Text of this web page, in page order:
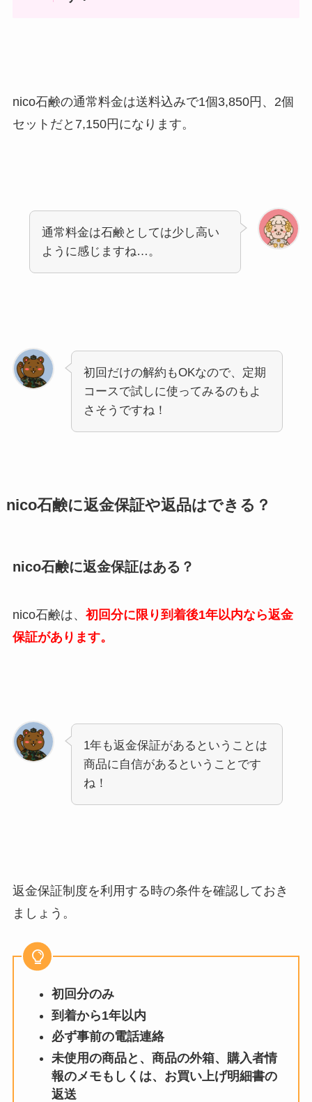
nico石鹸の通常料金は送料込みで1個3,850円、2個
セットだと7,150円になります。
通常料金は石鹸としては少し高い
ように感じますね…。
初回だけの解約もOKなので、定期
コースで試しに使ってみるのもよ
さそうですね！
nico石鹸に返金保証や返品はできる？
nico石鹸に返金保証はある？
nico石鹸は、 初回分に限り到着後1年以内なら返金
保証があります。
1年も返金保証があるということは
商品に自信があるということです
ね！
返金保証制度を利用する時の条件を確認しておき
ましょう。
初回分のみ
到着から1年以内
必ず事前の電話連絡
未使用の商品と、商品の外箱、購入者情
報のメモもしくは、お買い上げ明細書の
返送